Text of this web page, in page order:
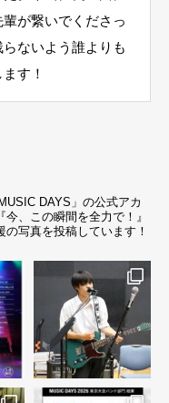
が繋いでくださっ
ないよう誰よりも
す！
DAYS」の公式アカ
、この瞬間を全力で！』
写真を投稿しています！